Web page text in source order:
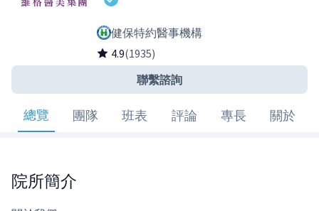
健保特約醫事機構
4.9(1935)
聯繫諮詢
總覽 團隊 班表 評論 專長 關於
院所簡介